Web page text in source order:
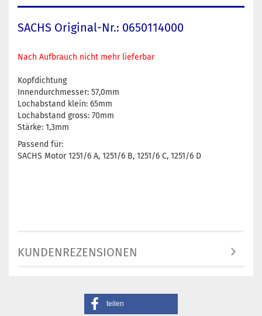
SACHS Original-Nr.: 0650114000
Nach Aufbrauch nicht mehr lieferbar
Kopfdichtung
Innendurchmesser: 57,0mm
Lochabstand klein: 65mm
Lochabstand gross: 70mm
Stärke: 1,3mm
Passend für:
SACHS Motor 1251/6 A, 1251/6 B, 1251/6 C, 1251/6 D
KUNDENREZENSIONEN
teilen